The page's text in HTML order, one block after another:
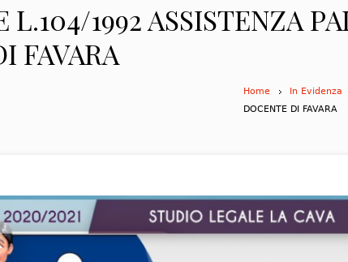
L.104/1992 ASSISTENZA
FAVARA
Home In Evidenza
DOCENTE DI FAVARA